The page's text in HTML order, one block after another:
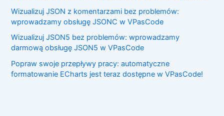
Wizualizuj JSON z komentarzami bez problemów:
wprowadzamy obsługę JSONC w VPasCode
Wizualizuj JSON5 bez problemów: wprowadzamy
darmową obsługę JSON5 w VPasCode
Popraw swoje przepływy pracy: automatyczne
formatowanie ECharts jest teraz dostępne w VPasCode!